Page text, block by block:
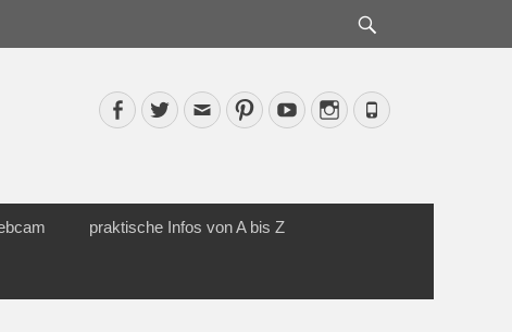
Facebook
TwitterEmailPinterestYouTubeInstagram
Phone
praktische Infos von A bis Z